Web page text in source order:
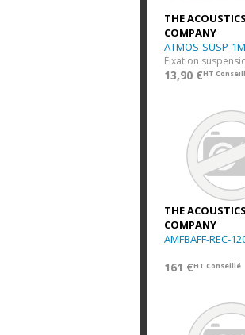
THE ACOUSTICS
COMPANY
ATMOS-SUSP-1M
13,90 €HT
THE ACOUSTICS
COMPANY
AMFBAFF-REC-
161 €HT Conseillé